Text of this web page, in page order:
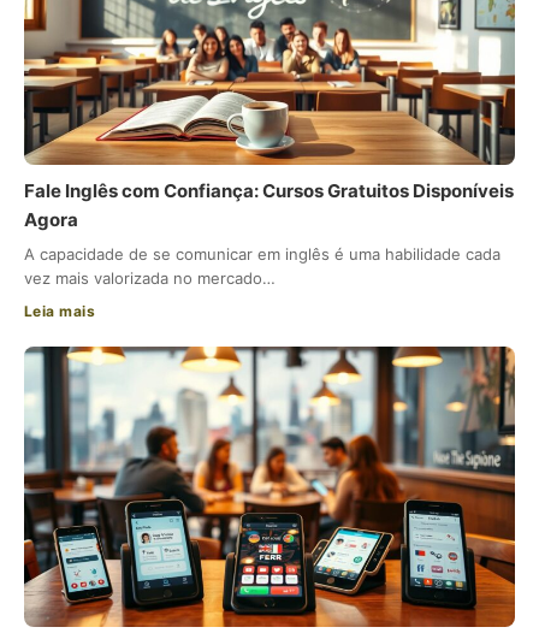
Fale Inglês com Confiança: Cursos Gratuitos Disponíveis
Agora
A capacidade de se comunicar em inglês é uma habilidade cada
vez mais valorizada no mercado…
Leia mais